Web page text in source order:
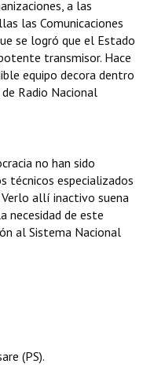
a las
las Comunicaciones
se logró que el Estado
transmisor. Hace
equipo decora dentro
Radio Nacional
no han sido
técnicos especializados
allí inactivo suena
necesidad de este
al Sistema Nacional
(PS).